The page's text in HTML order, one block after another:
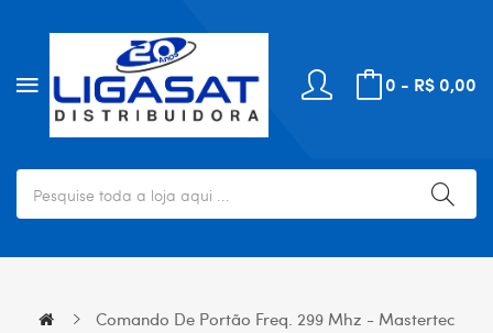
0 - R$ 0,00
Comando De Portão Freq. 299 Mhz - Mastertec